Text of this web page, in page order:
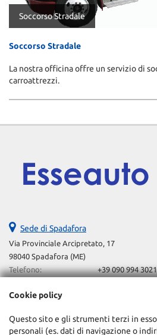
Soccorso Stradale
Soccorso Stradale
La nostra officina offre un servizio di
carroattrezzi.
Sede di Spadafora
Via Provinciale Arcipretato, 17
98040 Spadafora (ME)
Telefono:
+39 090 994 3021
Indicazioni stradali
Cookie policy
Questo sito e gli strumenti terzi in
personali (es. dati di navigazione o